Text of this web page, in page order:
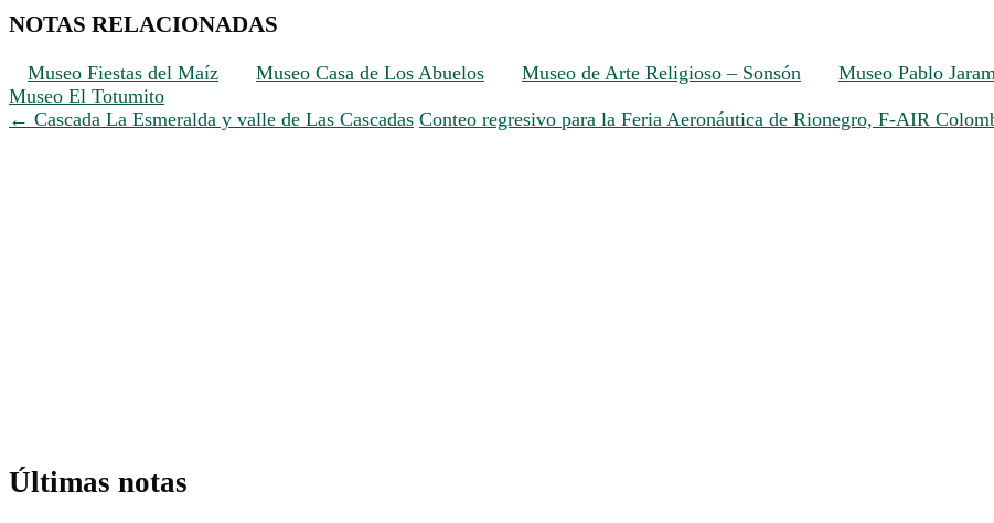
NOTAS RELACIONADAS
Museo Fiestas del Maíz Museo Casa de Los Abuelos Museo de Arte Religioso – Sonsón Museo Pablo
Museo El Totumito
← Cascada La Esmeralda y valle de Las Cascadas Conteo regresivo para la Feria Aeronáutica de Rionegro, F-AIR
Últimas notas